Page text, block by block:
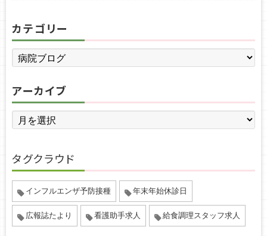
カテゴリー
アーカイブ
タグクラウド
インフルエンザ予防接種 年末年始休診日
広報誌たより 看護助手求人 給食調理スタッフ求人